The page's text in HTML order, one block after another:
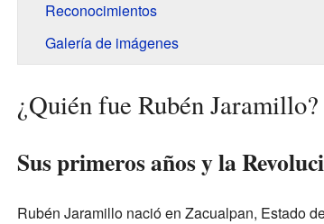
Reconocimientos
Galería de imágenes
¿Quién fue Rubén Jaramillo?
Sus primeros años y la
Rubén Jaramillo nació en Zacualpan, Estado